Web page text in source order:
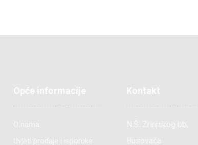
Opće informacije Kontakt